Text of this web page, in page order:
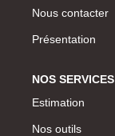
Nous contacter
Présentation
NOS SERVICES
Estimation
Nos outils